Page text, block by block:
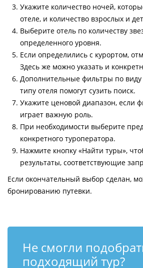
Укажите количество ночей,
отеле, и количество взрослых и
Выберите отель по количеству
определенного уровня.
Если определились с курортом,
Здесь же можно указать и
Дополнительные фильтры по виду
типу отеля помогут сузить поиск.
Укажите ценовой диапазон, если
играет важную роль.
При необходимости выберите
конкретного туроператора.
Нажмите кнопку «Найти туры»,
результаты, соответствующие
Если окончательный выбор сделан,
бронированию путевки.
Не смогли
подходящий тур?